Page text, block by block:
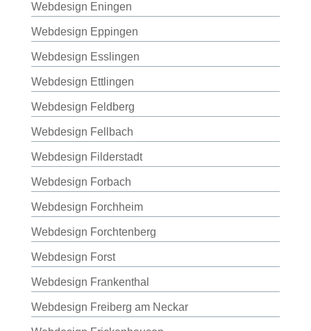
Webdesign Eningen
Webdesign Eppingen
Webdesign Esslingen
Webdesign Ettlingen
Webdesign Feldberg
Webdesign Fellbach
Webdesign Filderstadt
Webdesign Forbach
Webdesign Forchheim
Webdesign Forchtenberg
Webdesign Forst
Webdesign Frankenthal
Webdesign Freiberg am Neckar